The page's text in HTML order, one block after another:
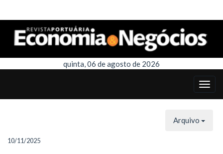
quinta, 06 de agosto de 2026
Arquivo
10/11/2025